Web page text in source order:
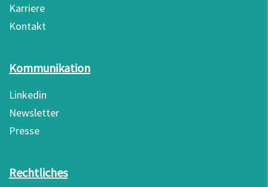
Karriere
Kontakt
Kommunikation
Linkedin
Newsletter
Presse
Rechtliches